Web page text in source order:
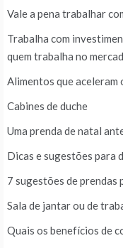
Vale a pena trabalhar
Trabalha com
quem trabalha no
Alimentos que aceleram
Cabines de duche
Uma prenda de natal
Dicas e sugestões para
7 sugestões de prendas
Sala de jantar ou de
Quais os benefícios de